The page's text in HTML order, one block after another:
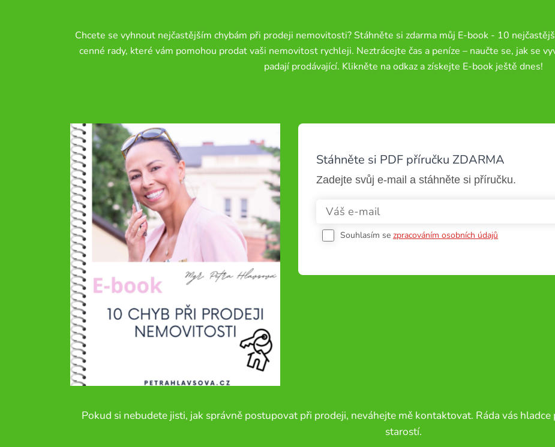
Chcete se vyhnout nejčastějším chybám při prodeji nemovitosti? Stáhněte si zdarma můj E-book - 10
cenné rady, které vám pomohou prodat vaši nemovitost rychleji. Neztrácejte čas a peníze – naučte se, jak se
padají prodávající. Klikněte na odkaz a získejte E-book ještě dnes!
Stáhněte si PDF příručku ZDARMA
Zadejte svůj e-mail a stáhněte si příručku.
Souhlasím se zpracováním osobních údajů
Pokud si nebudete jisti, jak správně postupovat při prodeji, neváhejte mě kontaktovat. Ráda vás
starostí.